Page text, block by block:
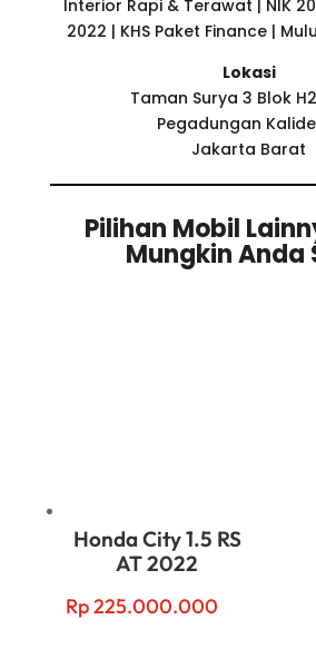
Interior Rapi & Terawat | NIK
2022 | KHS Paket Finance |
Lokasi
Taman Surya 3 Blok
Pegadungan
Jakarta Barat
Pilihan Mobil
Mungkin Anda
Honda City 1.5 RS
AT 2022
Rp225.000.000